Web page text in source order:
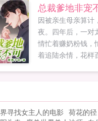
身抗核弹！精神属
意识植入，思维控
线。导读第363章
用力材料第639章
舰载天基武器。...
总裁爹地非宠
因被亲生母亲算计
夜。四年后，一对
情忙着赚奶粉钱，
着追陆余情，花样
们生三个弟弟妹妹
体，连夜潜逃。厉
寻找女主人的电影 荷花的径